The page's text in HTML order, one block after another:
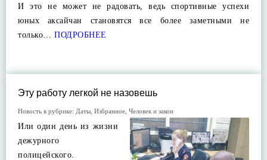
И это не может не радовать, ведь спортивные успехи
юных аксайчан становятся все более заметными не
только… ПОДРОБНЕЕ
Эту работу легкой не назовешь
Новость в рубрике: Даты Избранное Человек и закон
Или один день из жизни
дежурного
полицейского.